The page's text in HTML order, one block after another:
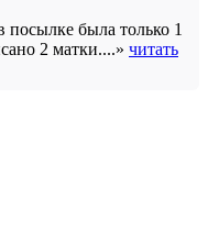
была только 1
2 матки....» читать